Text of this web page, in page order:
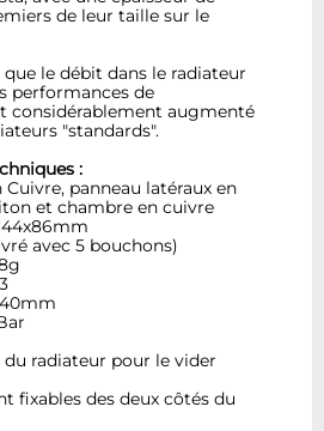
de leur taille sur le
le débit dans le radiateur
performances de
considérablement augmenté
"standards".
:
panneau latéraux en
et chambre en cuivre
avec 5 bouchons)
du radiateur pour le vider
fixables des deux côtés du